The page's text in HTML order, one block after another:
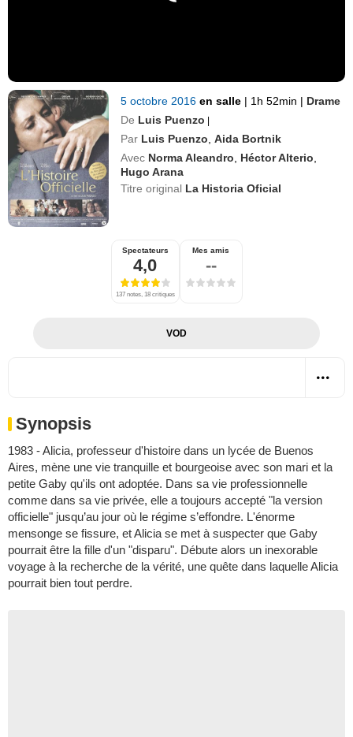
5 octobre 2016en salle | 1h 52min | Drame
De Luis Puenzo |
Par Luis Puenzo ,Aida Bortnik
Avec Norma Aleandro Héctor Alterio
Hugo Arana
Titre original La Historia Oficial
Spectateurs
4,0
137 notes, 18 critiques
Mes amis
--
VOD
Synopsis
1983 - Alicia, professeur d'histoire dans un lycée de Buenos
Aires, mène une vie tranquille et bourgeoise avec son mari et la
petite Gaby qu'ils ont adoptée. Dans sa vie professionnelle
comme dans sa vie privée, elle a toujours accepté "la version
officielle" jusqu’au jour où le régime s’effondre. L'énorme
mensonge se fissure, et Alicia se met à suspecter que Gaby
pourrait être la fille d'un "disparu". Débute alors un inexorable
voyage à la recherche de la vérité, une quête dans laquelle Alicia
pourrait bien tout perdre.